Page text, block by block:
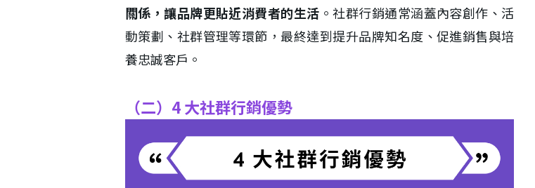
關係，讓品牌更貼近消費者的生活 。社群行銷通常涵蓋內容創作、活
動策劃、社群管理等環節，最終達到提升品牌知名度、促進銷售與培
養忠誠客戶。
（二）4 大社群行銷優勢